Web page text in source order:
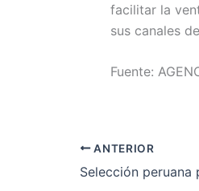
facilitar la
sus canales
Fuente:
ANTERIOR